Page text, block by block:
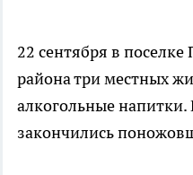
22 сентября в
района три местных
алкогольные
закончились